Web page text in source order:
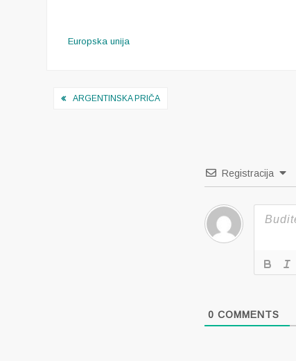
Europska unija
Navigacija
ARGENTINSKA PRIČA
Registracija
0 COMMENTS